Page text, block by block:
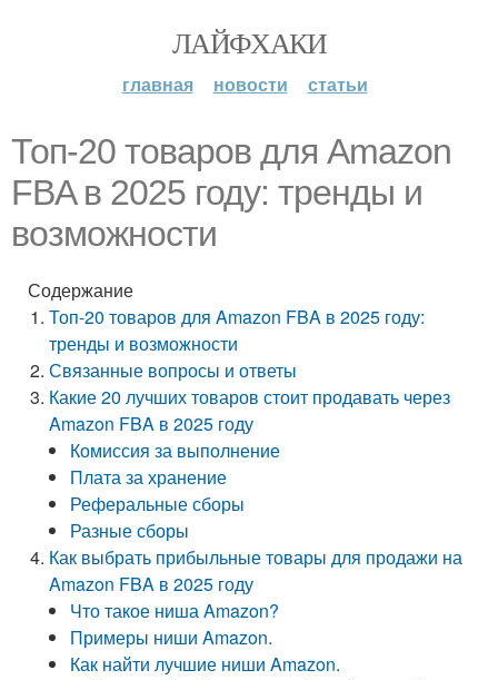
ЛАЙФХАКИ
главная новости статьи
Топ-20 товаров для Amazon
FBA в 2025 году: тренды и
возможности
Содержание
Топ-20 товаров для Amazon FBA в 2025 году:
тренды и возможности
Связанные вопросы и ответы
Какие 20 лучших товаров стоит продавать через
Amazon FBA в 2025 году
Комиссия за выполнение
Плата за хранение
Реферальные сборы
Разные сборы
Как выбрать прибыльные товары для продажи на
Amazon FBA в 2025 году
Что такое ниша Amazon?
Примеры ниши Amazon.
Как найти лучшие ниши Amazon.